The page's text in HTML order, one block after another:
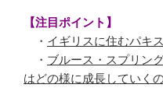
【注目ポイント】
・ イギリスに住むパキ
・ ブルース・スプリン
はどの様に成長していく